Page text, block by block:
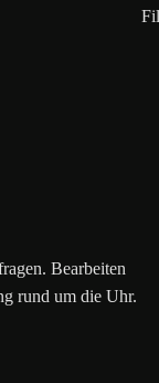
Bearbeiten
rund um die Uhr.